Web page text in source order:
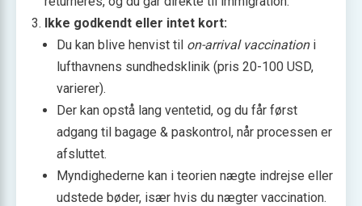
Ikke godkendt eller intet kort:
Du kan blive henvist til on-arrival vaccinationi
lufthavnens sundhedsklinik (pris 20-100 USD,
varierer).
Der kan opstå lang ventetid, og du får først
adgang til bagage & paskontrol, når processen er
afsluttet.
Myndighederne kan i teorien nægte indrejse eller
udstede bøder, især hvis du nægter vaccination.